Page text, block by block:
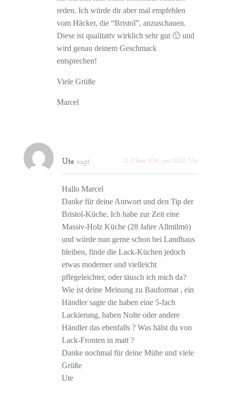
reden. Ich würde dir aber mal empfehlen
vom Häcker, die “Bristol”, anzuschauen.
Diese ist qualitativ wirklich sehr gut 🙂 und
wird genau deinem Geschmack
entsprechen!
Viele Grüße
Marcel
Ute sagt: 12. März 2016 um 22:23 Uhr
Hallo Marcel
Danke für deine Antwort und den Tip der
Bristol-Küche. Ich habe zur Zeit eine
Massiv-Holz Küche (28 Jahre Allmilmö)
und würde nun gerne schon bei Landhaus
bleiben, finde die Lack-Küchen jedoch
etwas moderner und vielleicht
pflegeleichter, oder täusch ich mich da?
Wie ist deine Meinung zu Bauformat , ein
Händler sagte die haben eine 5-fach
Lackierung, haben Nolte oder andere
Händler das ebenfalls ? Was hälst du von
Lack-Fronten in matt ?
Danke nochmal für deine Mühe und viele
Grüße
Ute